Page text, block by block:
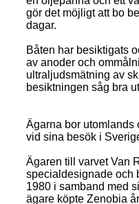
gör det möjligt att bo
dagar.
Båten har besiktigats
av anoder och
ultraljudsmätning av
besiktningen såg bra
Ägarna bor utomlands
vid sina besök i
Ägaren till varvet Van
specialdesignade och
1980 i samband med
ägare köpte Zenobia